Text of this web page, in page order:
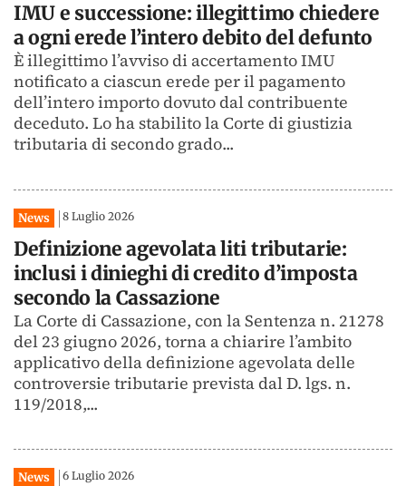
IMU e successione: illegittimo chiedere
a ogni erede l’intero debito del defunto
È illegittimo l’avviso di accertamento IMU
notificato a ciascun erede per il pagamento
dell’intero importo dovuto dal contribuente
deceduto. Lo ha stabilito la Corte di giustizia
tributaria di secondo grado...
News 8 Luglio 2026
Definizione agevolata liti tributarie:
inclusi i dinieghi di credito d’imposta
secondo la Cassazione
La Corte di Cassazione, con la Sentenza n. 21278
del 23 giugno 2026, torna a chiarire l’ambito
applicativo della definizione agevolata delle
controversie tributarie prevista dal D. lgs. n.
119/2018,...
News 6 Luglio 2026